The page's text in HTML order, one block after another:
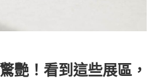
艷！看到這些展區，